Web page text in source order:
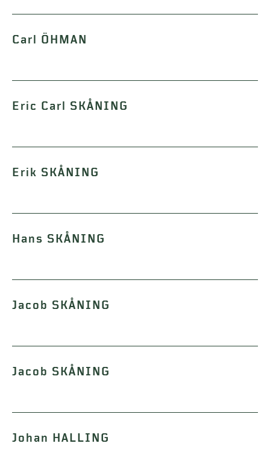
Carl ÖHMAN
Eric Carl SKÅNING
Erik SKÅNING
Hans SKÅNING
Jacob SKÅNING
Jacob SKÅNING
Johan HALLING